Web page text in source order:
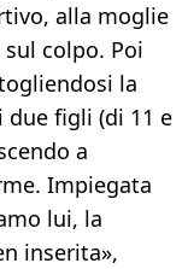
alla moglie
colpo. Poi
la
due figli (di 11 e
a
Impiegata
lui, la
inserita»,